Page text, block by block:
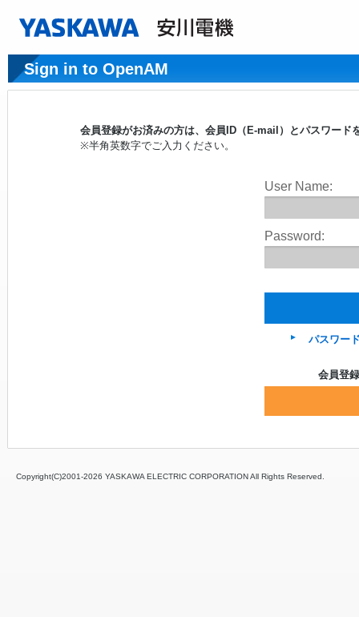
Sign in to OpenAM
会員登録がお済みの方は、会員ID（E-mail）とパスワー
※半角英数字でご入力ください。
User Name:
Password:
パスワー
会員登
Copyright(C)2001‐2026 YASKAWA ELECTRIC CORPORATION All Rights Reserved.